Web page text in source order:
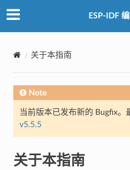
ESP-IDF
关于本指南
Note
当前版本已发布新的 Bugfix。
v5.5.5
关于本指南